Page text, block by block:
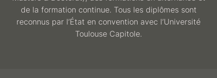
de la formation continue. Tous les diplômes sont
reconnus par l’État en convention avec l’Université
Toulouse Capitole.